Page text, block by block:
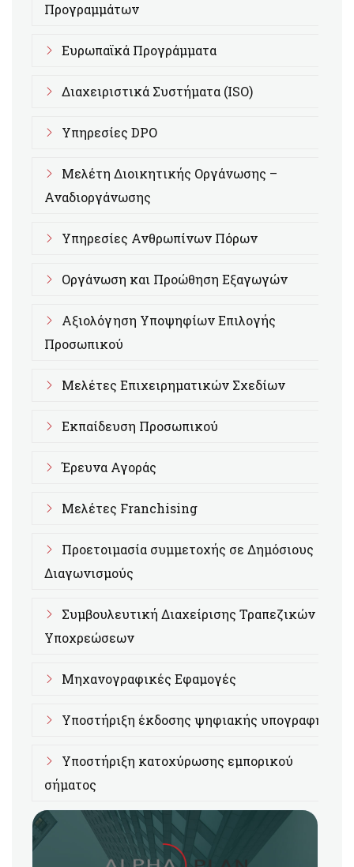
Προγραμμάτων
Ευρωπαϊκά Προγράμματα
Διαχειριστικά Συστήματα (ISO)
Υπηρεσίες DPO
Μελέτη Διοικητικής Οργάνωσης –
Αναδιοργάνωσης
Υπηρεσίες Ανθρωπίνων Πόρων
Οργάνωση και Προώθηση Εξαγωγών
Αξιολόγηση Υποψηφίων Επιλογής
Προσωπικού
Μελέτες Επιχειρηματικών Σχεδίων
Εκπαίδευση Προσωπικού
Έρευνα Αγοράς
Μελέτες Franchising
Προετοιμασία συμμετοχής σε Δημόσιους
Διαγωνισμούς
Συμβουλευτική Διαχείρισης Τραπεζικών
Υποχρεώσεων
Μηχανογραφικές Εφαμογές
Υποστήριξη έκδοσης ψηφιακής υπογραφής
Υποστήριξη κατοχύρωσης εμπορικού
σήματος